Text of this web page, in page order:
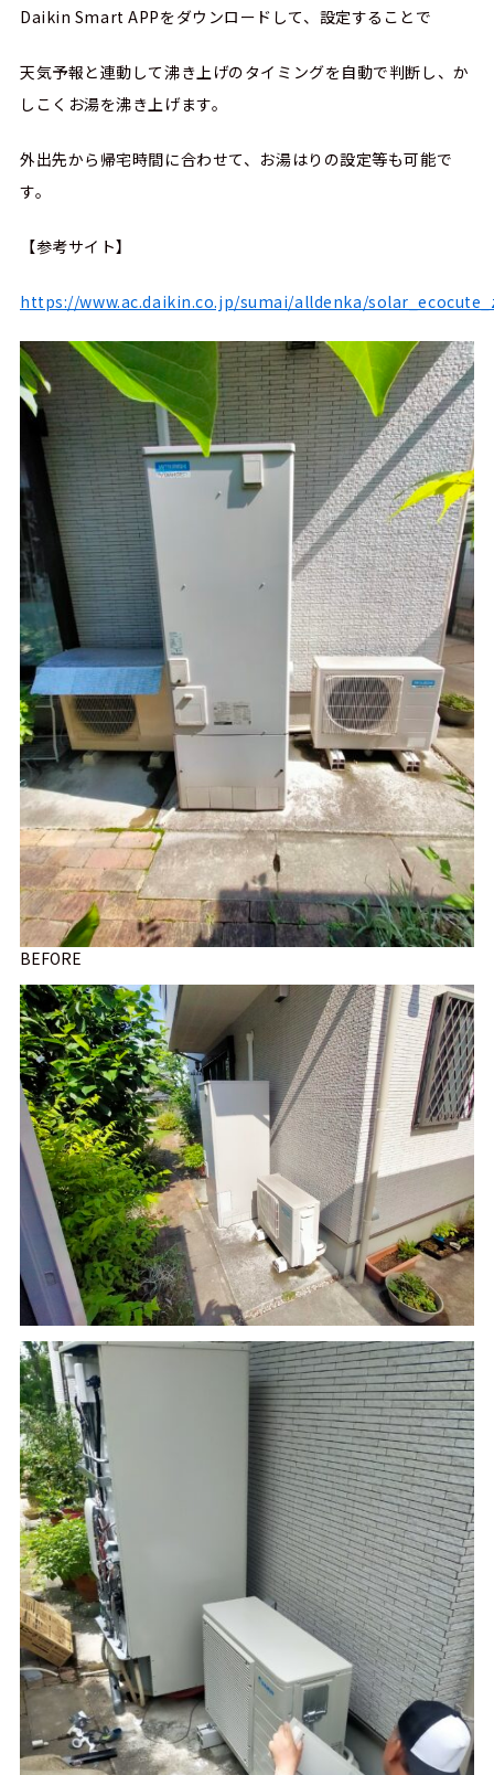
Daikin Smart APPをダウンロードして、設定することで
天気予報と連動して沸き上げのタイミングを自動で判断し、か
しこくお湯を沸き上げます。
外出先から帰宅時間に合わせて、お湯はりの設定等も可能で
す。
【参考サイト】
https://www.ac.daikin.co.jp/sumai/alldenka/
BEFORE